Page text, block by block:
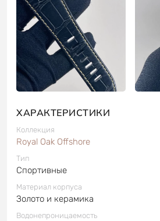
ХАРАКТЕРИСТИКИ
Коллекция
Royal Oak Offshore
Тип
Спортивные
Материал корпуса
Золото и керамика
Водонепроницаемость